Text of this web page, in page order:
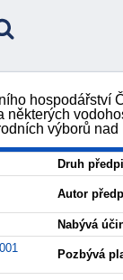
hospodářství
výborů nad
Druh
Autor
Nabývá
Pozbývá